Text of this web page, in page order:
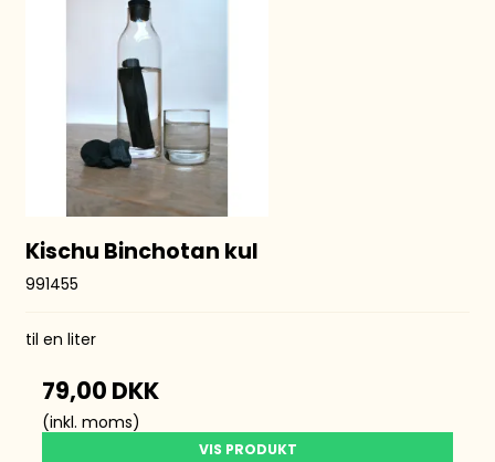
Kischu Binchotan kul
991455
til en liter
79,00 DKK
(inkl. moms)
VIS PRODUKT